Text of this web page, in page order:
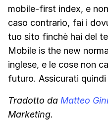
mobile-first index, e
caso contrario, fai i
tuo sito finchè hai del
Mobile is the new
inglese, e le cose non
futuro. Assicurati
Tradotto da Matteo
Marketing.